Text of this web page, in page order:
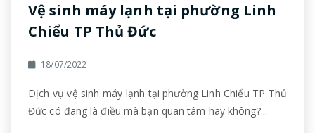
Vệ sinh máy lạnh tại phường Linh
Chiểu TP Thủ Đức
18/07/2022
Dịch vụ vệ sinh máy lạnh tại phường Linh Chiểu TP Thủ
Đức có đang là điều mà bạn quan tâm hay không?...